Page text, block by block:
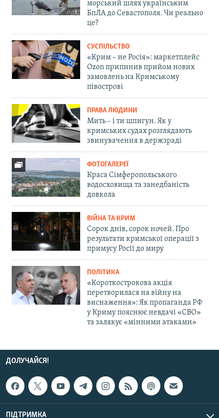
морський шлях українським
БпЛА до Севастополя. Чи реально
це?
СУСПІЛЬСТВО
«Крим – не Росія»: маркетплейс
Ozon припинив прийом нових
замовлень на Кримському
півострові
ПРАВА ЛЮДИНИ
Мить – і ти шпигун. Як у
кримських судах розглядають
звинувачення в держзраді
ФОТОГАЛЕРЕЇ
Краса Сімферопольського
водосховища та занедбаність
довкола
ВІЙНА ТА КРИМ
Сорок днів, сорок ночей. Про
результати кримської операції з
примусу Росії до миру
ПОЛІТИКА
«Короткострокова акція
перетворилася на війну на
виснаження»: Як пропаганда РФ
у Криму пояснює невдачі «СВО»
та залякує «мінними атаками»
ДОЛУЧАЙСЯ!
ПІДТРИМКА